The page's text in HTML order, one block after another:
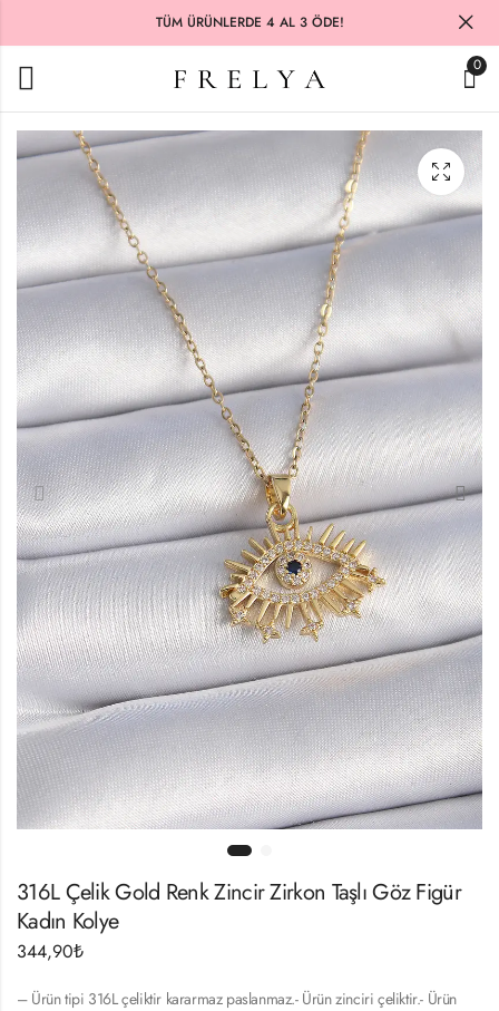
TÜM ÜRÜNLERDE 4 AL 3 ÖDE!
0
316L Çelik Gold Renk Zincir Zirkon Taşlı Göz Figür
Kadın Kolye
344,90₺
– Ürün tipi 316L çeliktir kararmaz paslanmaz.- Ürün zinciri çeliktir.- Ürün